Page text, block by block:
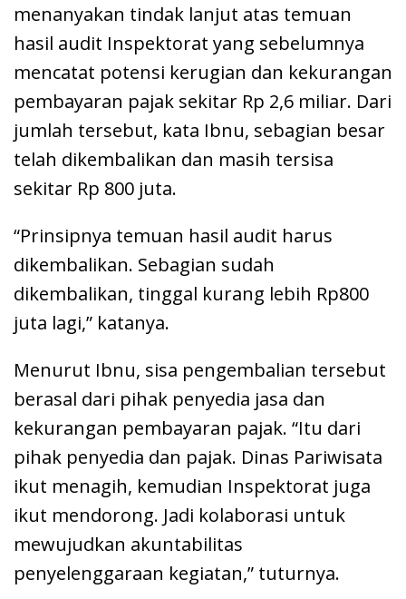
menanyakan tindak lanjut atas temuan
hasil audit Inspektorat yang sebelumnya
mencatat potensi kerugian dan kekurangan
pembayaran pajak sekitar Rp 2,6 miliar. Dari
jumlah tersebut, kata Ibnu, sebagian besar
telah dikembalikan dan masih tersisa
sekitar Rp 800 juta.
“Prinsipnya temuan hasil audit harus
dikembalikan. Sebagian sudah
dikembalikan, tinggal kurang lebih Rp800
juta lagi,” katanya.
Menurut Ibnu, sisa pengembalian tersebut
berasal dari pihak penyedia jasa dan
kekurangan pembayaran pajak. “Itu dari
pihak penyedia dan pajak. Dinas Pariwisata
ikut menagih, kemudian Inspektorat juga
ikut mendorong. Jadi kolaborasi untuk
mewujudkan akuntabilitas
penyelenggaraan kegiatan,” tuturnya.